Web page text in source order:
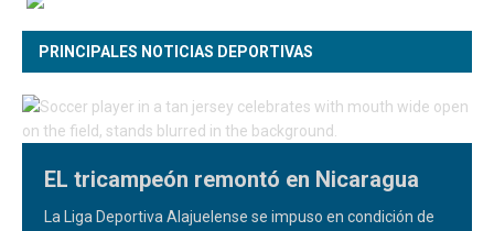
PRINCIPALES NOTICIAS DEPORTIVAS
EL tricampeón remontó en Nicaragua
La Liga Deportiva Alajuelense se impuso en condición de